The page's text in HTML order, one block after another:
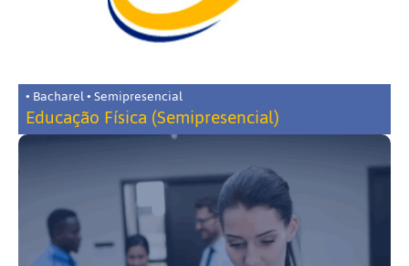
• Bacharel • Semipresencial
Educação Física (Semipresencial)